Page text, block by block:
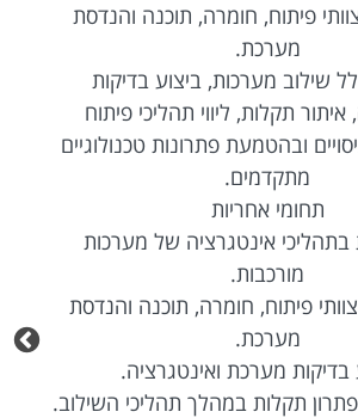
פיתוח, חומרה, תוכנה והנדסת
מערכת.
שילוב מערכות, ביצוע בדיקות
איתור תקלות, ליווי תהליכי פיתוח
ובהטמעת פתרונות טכנולוגיים
מתקדמים.
תחומי אחריות
אינטגרציה של מערכות
מורכבות.
פיתוח, חומרה, תוכנה והנדסת
מערכת.
בדיקות מערכת ואינטגרציה.
תקלות במהלך תהליכי השילוב.